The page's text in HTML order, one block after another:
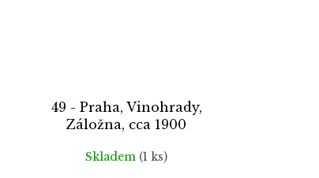
49 - Praha, Vinohrady,
Záložna, cca 1900
Skladem (1 ks)